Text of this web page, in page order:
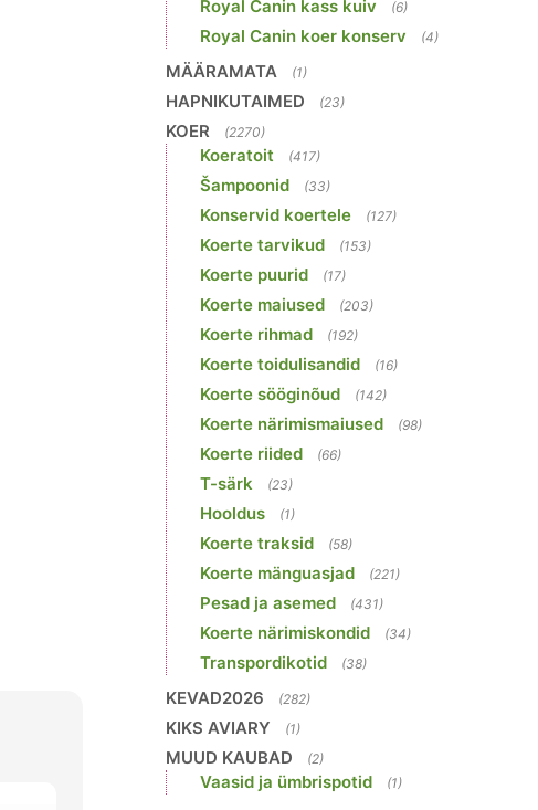
Royal Canin kass kuiv (6)
Royal Canin koer konserv (4)
MÄÄRAMATA (1)
HAPNIKUTAIMED (23)
KOER (2270)
Koeratoit (417)
Šampoonid (33)
Konservid koertele (127)
Koerte tarvikud (153)
Koerte puurid (17)
Koerte maiused (203)
Koerte rihmad (192)
Koerte toidulisandid (16)
Koerte sööginõud (142)
Koerte närimismaiused (98)
Koerte riided (66)
T-särk (23)
Hooldus (1)
Koerte traksid (58)
Koerte mänguasjad (221)
Pesad ja asemed (431)
Koerte närimiskondid (34)
Transpordikotid (38)
KEVAD2026 (282)
KIKS AVIARY (1)
MUUD KAUBAD (2)
Vaasid ja ümbrispotid (1)